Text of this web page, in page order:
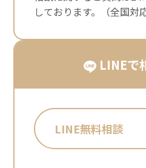
しております。（全国対応
LINEで
LINE無料相談